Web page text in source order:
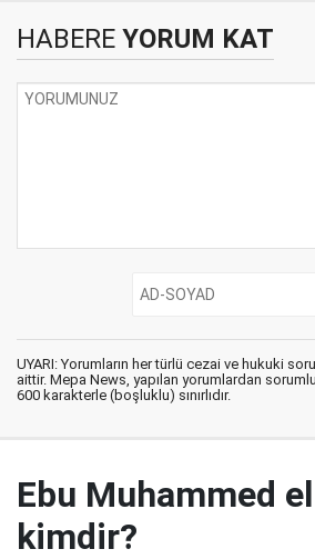
HABERE YORUM KAT
UYARI: Yorumların her türlü cezai ve hukuki
aittir. Mepa News, yapılan yorumlardan
600 karakterle (boşluklu) sınırlıdır.
Ebu Muhammed
kimdir?